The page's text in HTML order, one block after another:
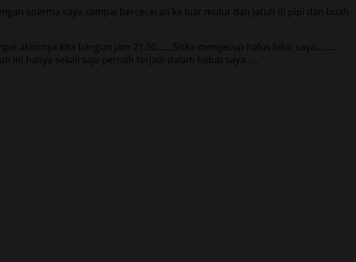
sperma saya sampai berceceran ke luar mulut dan jatuh di pipi dan buah
akhirnya kita bangun jam 21.30…… Siska mengecup halus bibir saya………
ini hanya sekali saja pernah terjadi dalam hidup saya……